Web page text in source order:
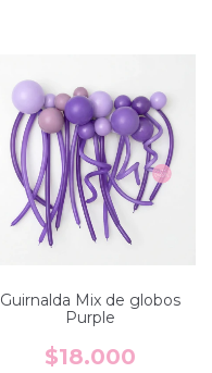
Guirnalda Mix de globos
Purple
$18.000